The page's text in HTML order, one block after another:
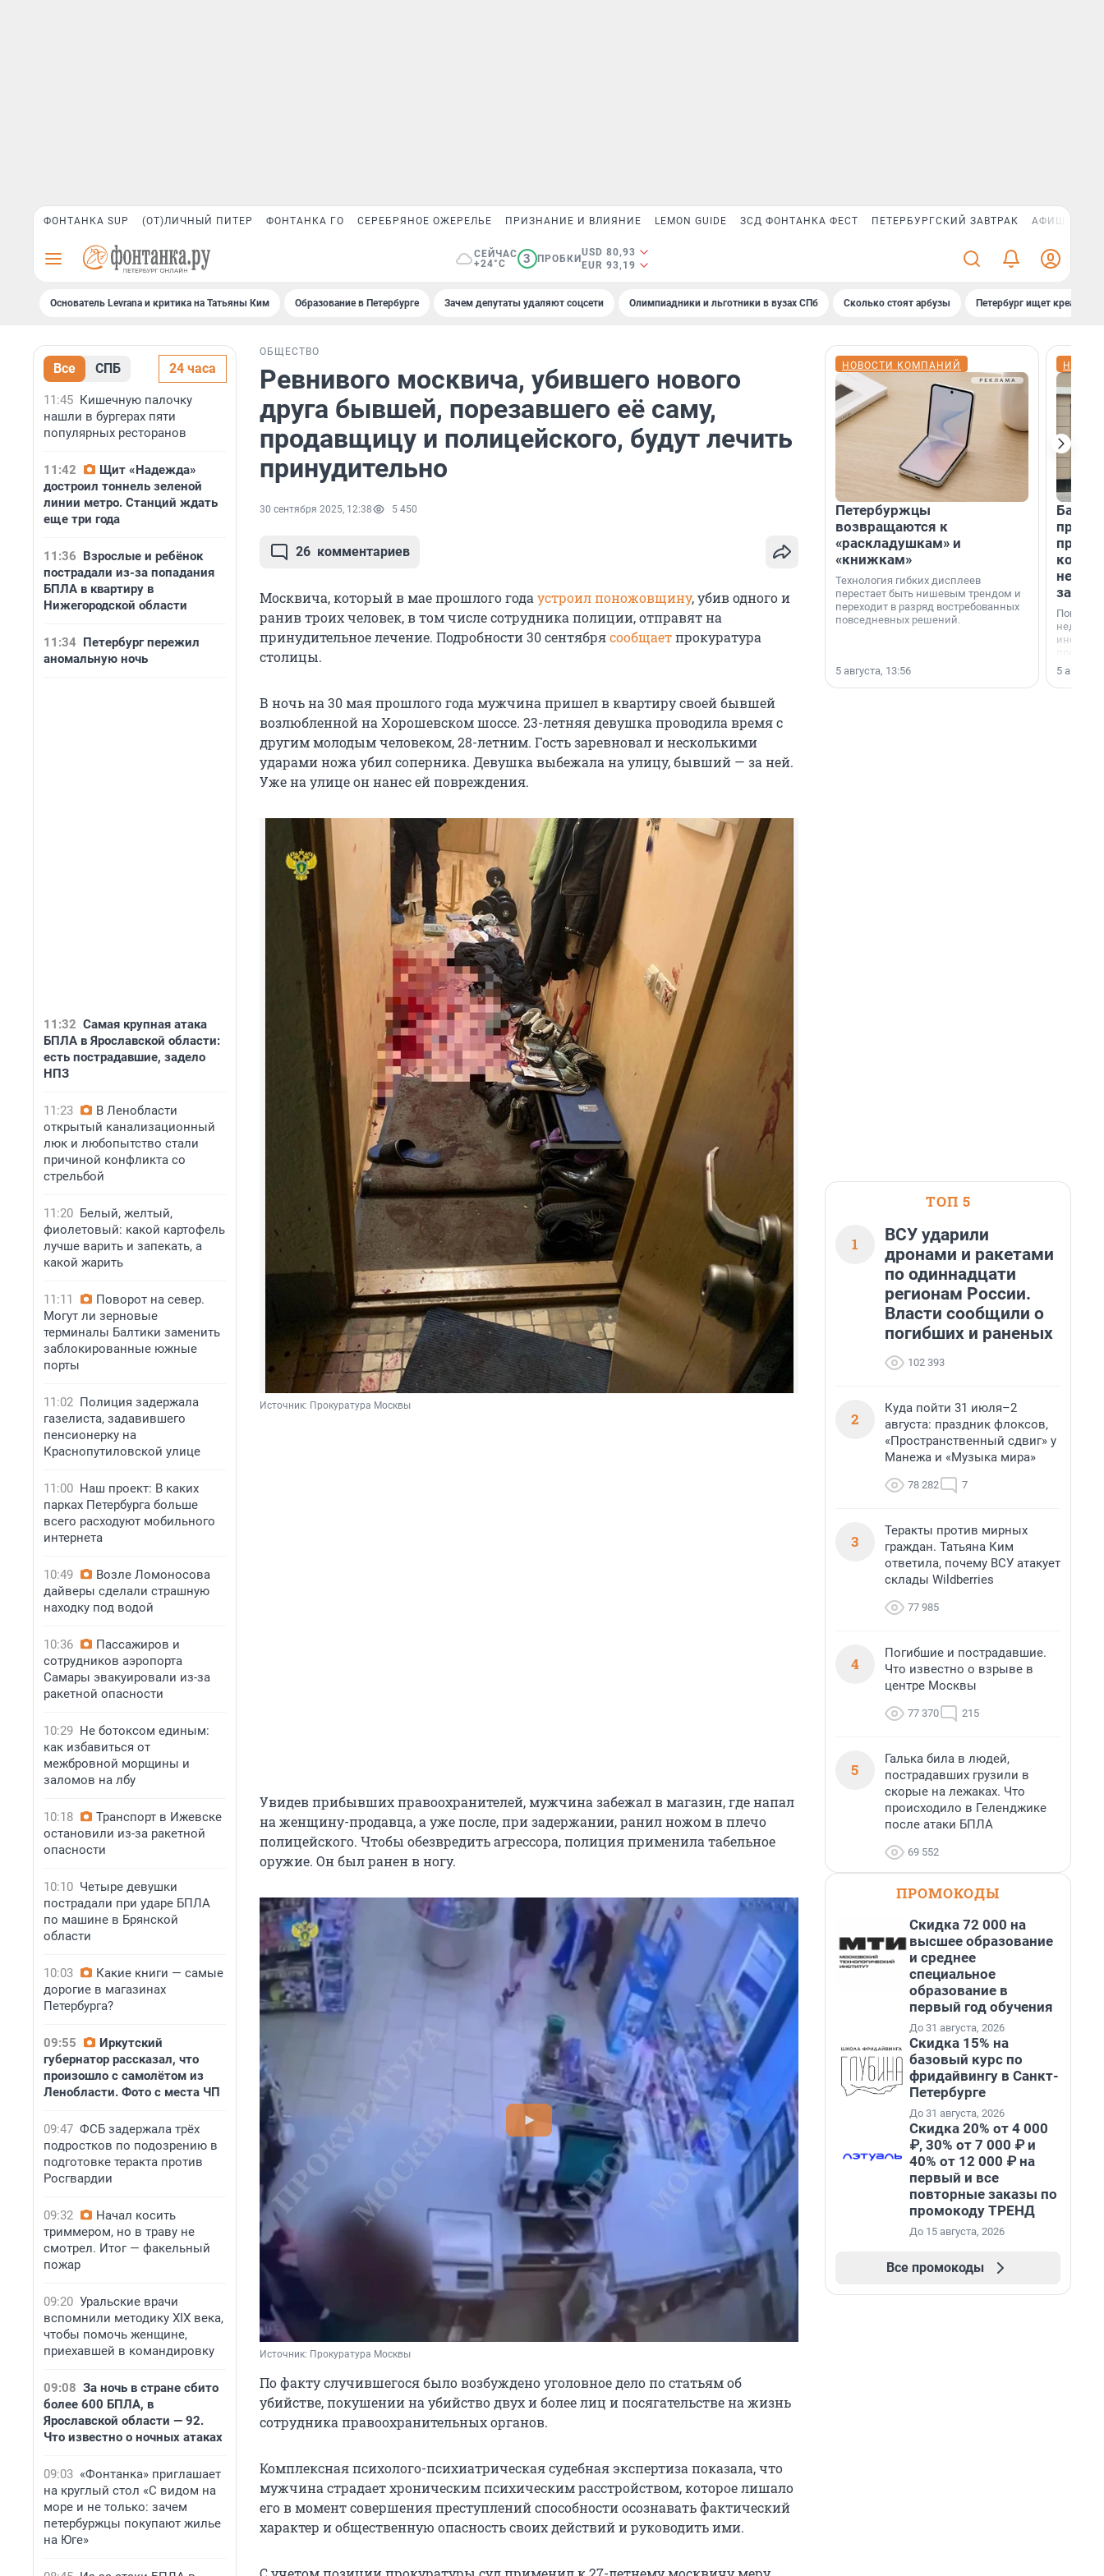
ФОНТАНКА SUP (ОТ)ЛИЧНЫЙ ПИТЕР ФОНТАНКА ГО СЕРЕБРЯНОЕ ОЖЕРЕЛЬЕ ПРИЗНАНИЕ И ВЛИЯНИЕ LEMON GUIDE ЗСД ФОНТАНКА ФЕСТ ПЕТЕРБУРГСКИЙ ЗАВТРАК АФИША PLUS
СЕЙЧАС
+24°C
3 ПРОБКИ
USD 80,93
EUR 93,19
Основатель Levrana и критика на Татьяны Ким Образование в Петербурге Зачем депутаты удаляют соцсети Олимпиадники и льготники в вузах СПб Сколько стоят арбузы Петербург ищет креатив
Все СПБ 24 часа
11:45 Кишечную палочку
нашли в бургерах пяти
популярных ресторанов
11:42
Щит «Надежда»
достроил тоннель зеленой
линии метро. Станций ждать
еще три года
11:36 Взрослые и ребёнок
пострадали из-за попадания
БПЛА в квартиру в
Нижегородской области
11:34 Петербург пережил
аномальную ночь
11:32 Самая крупная атака
БПЛА в Ярославской области:
есть пострадавшие, задело
НПЗ
11:23
В Ленобласти
открытый канализационный
люк и любопытство стали
причиной конфликта со
стрельбой
11:20 Белый, желтый,
фиолетовый: какой картофель
лучше варить и запекать, а
какой жарить
11:11
Поворот на север.
Могут ли зерновые
терминалы Балтики заменить
заблокированные южные
порты
11:02 Полиция задержала
газелиста, задавившего
пенсионерку на
Краснопутиловской улице
11:00 Наш проект: В каких
парках Петербурга больше
всего расходуют мобильного
интернета
10:49
Возле Ломоносова
дайверы сделали страшную
находку под водой
10:36
Пассажиров и
сотрудников аэропорта
Самары эвакуировали из-за
ракетной опасности
10:29 Не ботоксом единым:
как избавиться от
межбровной морщины и
заломов на лбу
10:18
Транспорт в Ижевске
остановили из-за ракетной
опасности
10:10 Четыре девушки
пострадали при ударе БПЛА
по машине в Брянской
области
10:03
Какие книги — самые
дорогие в магазинах
Петербурга?
09:55
Иркутский
губернатор рассказал, что
произошло с самолётом из
Ленобласти. Фото с места ЧП
09:47 ФСБ задержала трёх
подростков по подозрению в
подготовке теракта против
Росгвардии
09:32
Начал косить
триммером, но в траву не
смотрел. Итог — факельный
пожар
09:20 Уральские врачи
вспомнили методику XIX века,
чтобы помочь женщине,
приехавшей в командировку
09:08 За ночь в стране сбито
более 600 БПЛА, в
Ярославской области — 92.
Что известно о ночных атаках
09:03 «Фонтанка» приглашает
на круглый стол «С видом на
море и не только: зачем
петербуржцы покупают жилье
на Юге»
ОБЩЕСТВО
Ревнивого москвича, убившего нового
друга бывшей, порезавшего её саму,
продавщицу и полицейского, будут лечить
принудительно
30 сентября 2025, 12:38 5 450
26 комментариев
Москвича, который в мае прошлого года устроил поножовщину, убив одного и
ранив троих человек, в том числе сотрудника полиции, отправят на
принудительное лечение. Подробности30 сентябрясообщаетпрокуратура
столицы.
В ночь на 30 мая прошлого года мужчина пришел в квартиру своей бывшей
возлюбленной на Хорошевском шоссе. 23-летняя девушка проводила время с
другим молодым человеком, 28-летним. Гость заревновал и несколькими
ударами ножа убил соперника. Девушка выбежала на улицу, бывший — за ней.
Уже на улице он нанес ей повреждения.
Источник: Прокуратура Москвы
Увидев прибывших правоохранителей, мужчина забежал в магазин, где напал
на женщину-продавца, а уже после, при задержании, ранил ножом в плечо
полицейского. Чтобы обезвредить агрессора, полиция применила табельное
оружие. Он был ранен в ногу.
Источник: Прокуратура Москвы
По факту случившегося было возбуждено уголовное дело по статьям об
убийстве, покушении на убийство двух и более лиц и посягательстве на жизнь
сотрудника правоохранительных органов.
Комплексная психолого-психиатрическая судебная экспертиза показала, что
мужчина страдает хроническим психическим расстройством, которое лишало
его в момент совершения преступлений способности осознавать фактический
характер и общественную опасность своих действий и руководить ими.
НОВОСТИ КОМПАНИЙ
Петербуржцы
возвращаются к
«раскладушкам» и
«книжкам»
Технология гибких дисплеев
перестает быть нишевым трендом и
переходит в разряд востребованных
повседневных решений.
5 августа, 13:56
Банк
Покупка
офис,
успех
5
ТОП 5
1
ВСУ ударили
дронами и ракетами
по одиннадцати
регионам России.
Власти сообщили о
погибших и раненых
102 393
2
Куда пойти 31 июля–2
августа: праздник флоксов,
«Пространственный сдвиг» у
Манежа и «Музыка мира»
78 282 7
3
Теракты против мирных
граждан. Татьяна Ким
ответила, почему ВСУ атакует
склады Wildberries
77 985
4
Погибшие и пострадавшие.
Что известно о взрыве в
центре Москвы
77 370 215
5
Галька била в людей,
пострадавших грузили в
скорые на лежаках. Что
происходило в Геленджике
после атаки БПЛА
69 552
ПРОМОКОДЫ
Скидка 72 000 на
высшее образование
и среднее
специальное
образование в
первый год обучения
До 31 августа, 2026
Скидка 15% на
базовый курс по
фридайвингу в Санкт-
Петербурге
До 31 августа, 2026
Скидка 20% от 4 000
₽, 30% от 7 000 ₽ и
40% от 12 000 ₽ на
первый и все
повторные заказы по
промокоду ТРЕНД
До 15 августа, 2026
Все промокоды